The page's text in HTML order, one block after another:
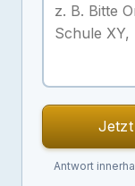
Antwort